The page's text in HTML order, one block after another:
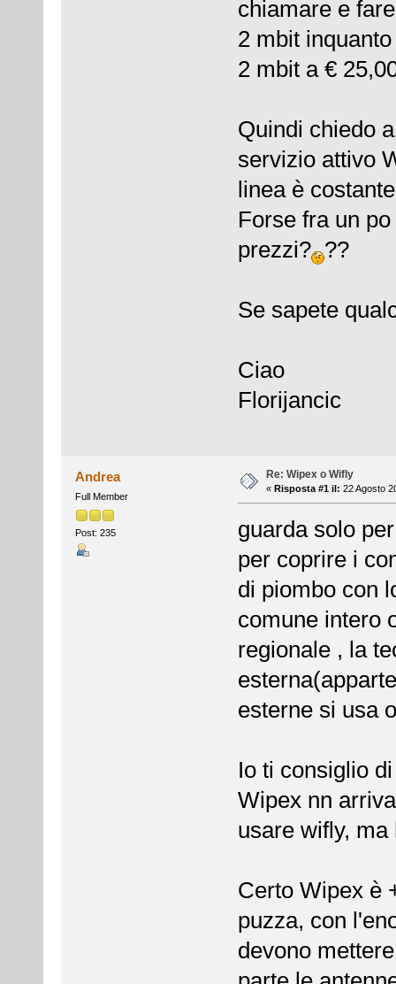
chiamare e
2 mbit
2 mbit a €
Quindi chiedo
servizio attivo
linea è
Forse fra un
prezzi? ??
Se sapete
Ciao
Florijancic
Andrea
Full Member
Post: 235
Re: Wipex o Wifly
« Risposta #1 il: 22 Agosto
guarda solo
per coprire i
di piombo con
comune intero
regionale , la
esterne si usa
Io ti consiglio
Wipex nn
usare wifly,
Certo Wipex è
puzza, con
devono